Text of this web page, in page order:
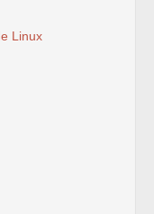
Linux